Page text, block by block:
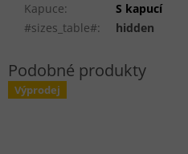
Kapuce:
S kapucí
#sizes_table#: hidden
Výprodej